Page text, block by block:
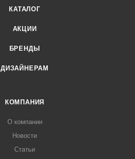
КАТАЛОГ
АКЦИИ
БРЕНДЫ
ДИЗАЙНЕРАМ
КОМПАНИЯ
О компании
Новости
Статьи